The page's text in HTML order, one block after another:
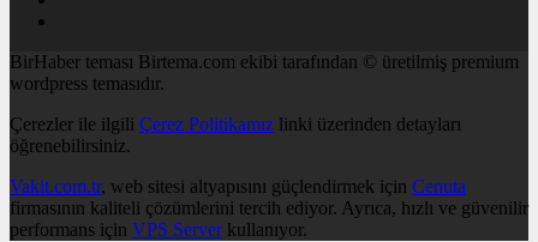
BirHaber teması Birtema.com ekibi tarafından © üretilmiş premium
wordpress temasıdır.
Çerezler ile ilgili Çerez Politikamız linki üzerinden detayları
öğrenebilirsiniz.
Vakit.com.tr, web sitesi altyapısını güçlendirmek için Cenuta
firmasının kaliteli çözümlerini tercih ediyor. Ayrıca, hızlı ve güvenilir
performans için VPS Serverkullanıyor.